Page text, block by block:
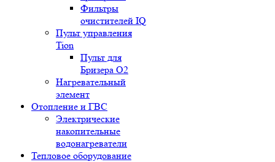
Фильтры
очистителей IQ
Пульт управления
Tion
Пульт для
Бризера O2
Нагревательный
элемент
Отопление и ГВС
Электрические
накопительные
водонагреватели
Тепловое оборудование